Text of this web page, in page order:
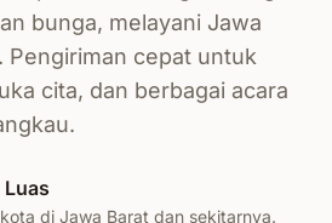
bunga, melayani Jawa
Pengiriman cepat untuk
cita, dan berbagai acara
di Jawa Barat dan sekitarnya.